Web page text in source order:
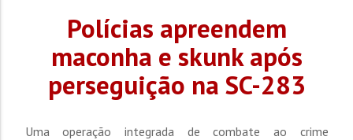
Polícias apreendem
maconha e skunk após
perseguição na SC-283
Uma operação integrada de combate ao crime